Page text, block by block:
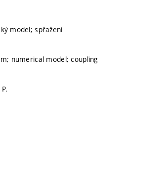
model; spřažení
numerical model; coupling